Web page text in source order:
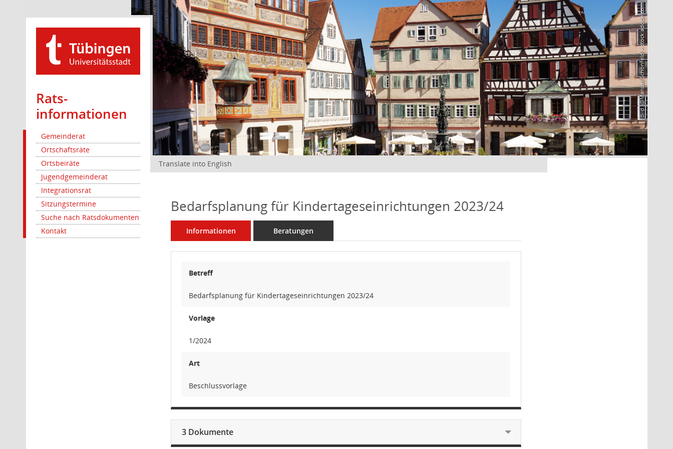
Rats­
informationen
Gemeinderat
Ortschaftsräte
Ortsbeiräte
Jugendgemeinderat
Integrationsrat
Sitzungstermine
Suche nach Ratsdokumenten
Kontakt
Bild: @Manuel Schönfeld – stock.adobe.com
Translate into English
Bedarfsplanung für Kindertageseinrichtungen 2023/24
Informationen Beratungen
Betreff
Bedarfsplanung für Kindertageseinrichtungen 2023/24
Vorlage
1/2024
Art
Beschlussvorlage
3 Dokumente